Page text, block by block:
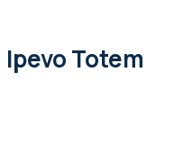
Ipevo Totem